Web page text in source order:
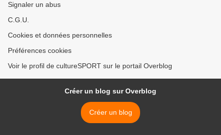
Signaler un abus
C.G.U.
Cookies et données personnelles
Préférences cookies
Voir le profil de cultureSPORT sur le portail Overblog
Créer un blog sur Overblog
Créer un blog